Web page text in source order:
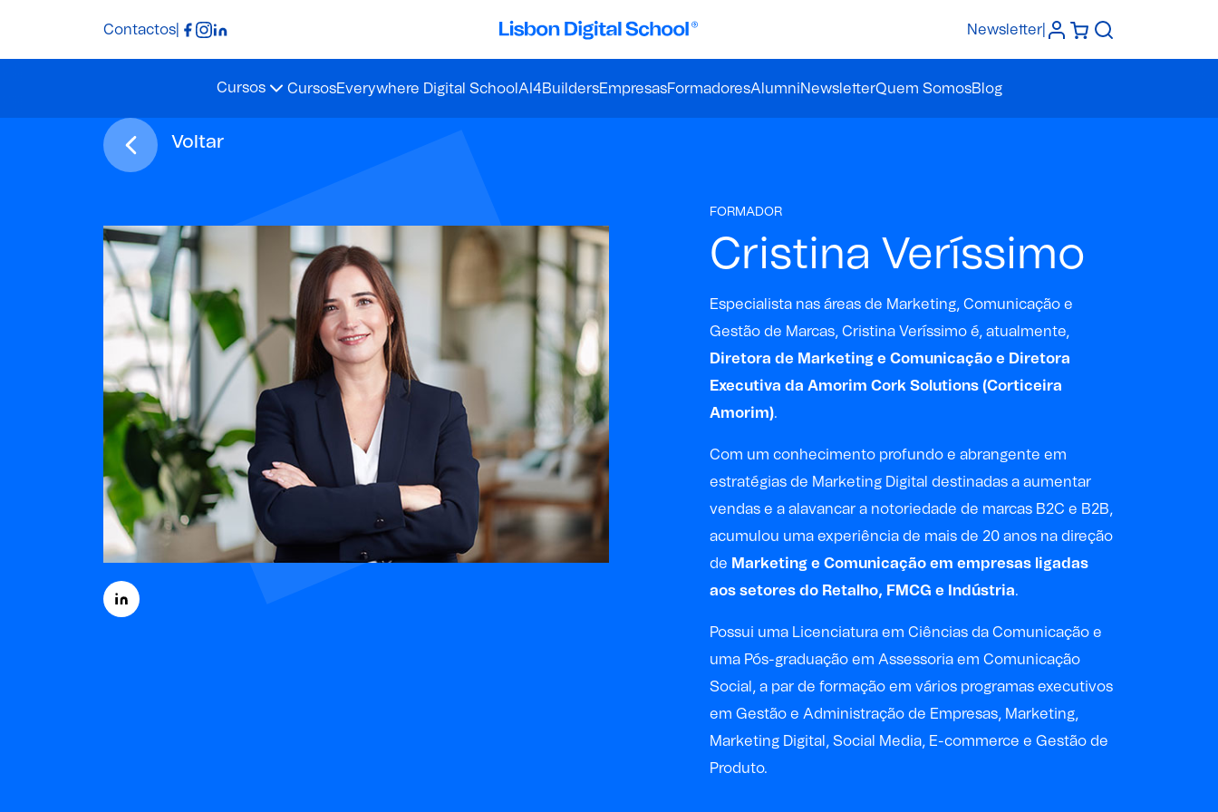
Contactos Newsletter
Cursos CursosEverywhere Digital School AI4BuildersEmpresasFormadoresAlumniNewsletterQuem SomosBlog
Voltar
FORMADOR
Cristina Veríssimo
Especialista nas áreas de Marketing, Comunicação e
Gestão de Marcas, Cristina Veríssimo é, atualmente,
Diretora de Marketing e Comunicação e Diretora
Executiva da Amorim Cork Solutions (Corticeira
Amorim).
Com um conhecimento profundo e abrangente em
estratégias de Marketing Digital destinadas a aumentar
vendas e a alavancar a notoriedade de marcas B2C e B2B,
acumulou uma experiência de mais de 20 anos na direção
de Marketing e Comunicação em empresas ligadas
aos setores do Retalho, FMCG e Indústria.
Possui uma Licenciatura em Ciências da Comunicação e
uma Pós-graduação em Assessoria em Comunicação
Social, a par de formação em vários programas executivos
em Gestão e Administração de Empresas, Marketing,
Marketing Digital, Social Media, E-commerce e Gestão de
Produto.